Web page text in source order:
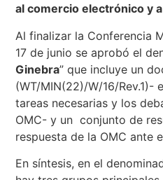
al comercio electrónico y a
Al finalizar la Conferencia
17 de junio se aprobó el
Ginebra” que incluye un
(WT/MIN(22)/W/16/Rev.1)-
tareas necesarias y los
OMC- y un conjunto de
respuesta de la OMC ante
En síntesis, en el